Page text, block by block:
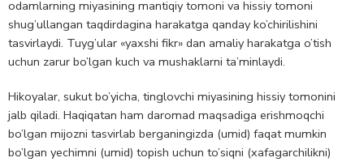
odamlarning miyasining mantiqiy tomoni va hissiy tomoni
shug’ullangan taqdirdagina harakatga qanday ko’chirilishini
tasvirlaydi. Tuyg’ular «yaxshi fikr» dan amaliy harakatga o’tish
uchun zarur bo’lgan kuch va mushaklarni ta’minlaydi.
Hikoyalar, sukut bo’yicha, tinglovchi miyasining hissiy tomonini
jalb qiladi. Haqiqatan ham daromad maqsadiga erishmoqchi
bo’lgan mijozni tasvirlab berganingizda (umid) faqat mumkin
bo’lgan yechimni (umid) topish uchun to’siqni (xafagarchilikni)